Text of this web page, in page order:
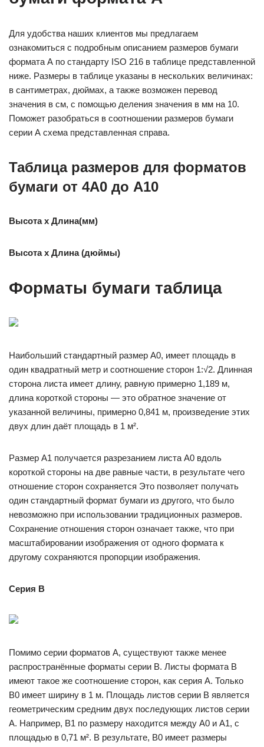
Для удобства наших клиентов мы предлагаем
ознакомиться с подробным описанием размеров бумаги
формата А по стандарту ISO 216 в таблице представленной
ниже. Размеры в таблице указаны в нескольких величинах:
в сантиметрах, дюймах, а также возможен перевод
значения в см, с помощью деления значения в мм на 10.
Поможет разобраться в соотношении размеров бумаги
серии А схема представленная справа.
Таблица размеров для форматов
бумаги от 4A0 до А10
Высота x Длина(мм)
Высота x Длина (дюймы)
Форматы бумаги таблица
Наибольший стандартный размер A0, имеет площадь в
один квадратный метр и соотношение сторон 1:√2. Длинная
сторона листа имеет длину, равную примерно 1,189 м,
длина короткой стороны — это обратное значение от
указанной величины, примерно 0,841 м, произведение этих
двух длин даёт площадь в 1 м².
Размер A1 получается разрезанием листа A0 вдоль
короткой стороны на две равные части, в результате чего
отношение сторон сохраняется Это позволяет получать
один стандартный формат бумаги из другого, что было
невозможно при использовании традиционных размеров.
Сохранение отношения сторон означает также, что при
масштабировании изображения от одного формата к
другому сохраняются пропорции изображения.
Серия B
Помимо серии форматов A, существуют также менее
распространённые форматы серии B. Листы формата B
имеют такое же соотношение сторон, как серия A. Только
B0 имеет ширину в 1 м. Площадь листов серии B является
геометрическим средним двух последующих листов серии
A. Например, B1 по размеру находится между A0 и A1, с
площадью в 0,71 м². В результате, B0 имеет размеры